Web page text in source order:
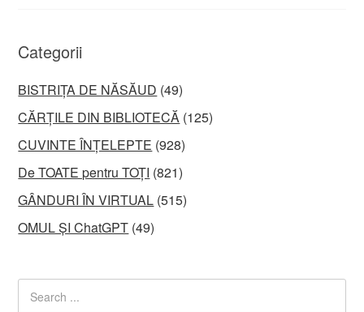
Categorii
BISTRIȚA DE NĂSĂUD (49)
CĂRȚILE DIN BIBLIOTECĂ (125)
CUVINTE ÎNȚELEPTE (928)
De TOATE pentru TOȚI (821)
GÂNDURI ÎN VIRTUAL (515)
OMUL ȘI ChatGPT (49)